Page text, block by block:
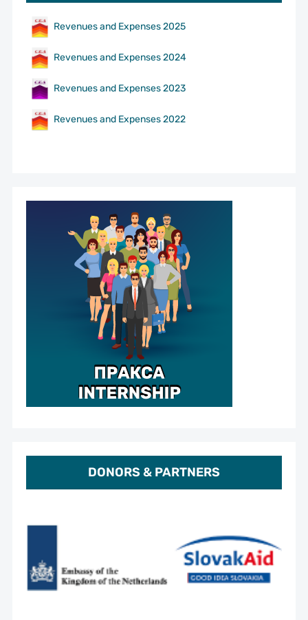
Revenues and Expenses 2025
Revenues and Expenses 2024
Revenues and Expenses 2023
Revenues and Expenses 2022
DONORS & PARTNERS